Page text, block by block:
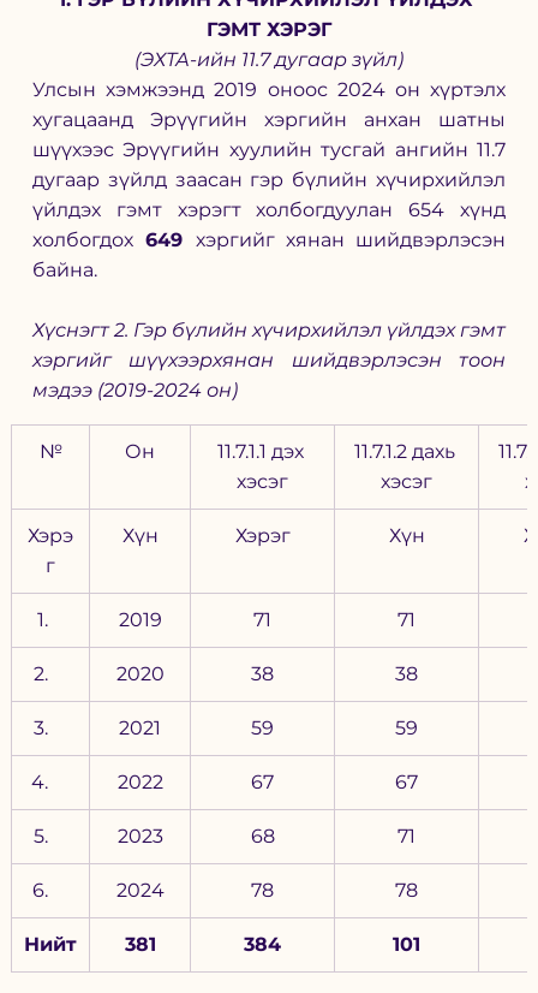
ГЭМТ ХЭРЭГ
(ЭХТА-ийн 11.7 дугаар зүйл)
Улсын хэмжээнд 2019 оноос 2024 он хүртэлх
хугацаанд Эрүүгийн хэргийн анхан шатны
шүүхээс Эрүүгийн хуулийн тусгай ангийн 11.7
дугаар зүйлд заасан гэр бүлийн хүчирхийлэл
үйлдэх гэмт хэрэгт холбогдуулан 654 хүнд
холбогдох 649 хэргийг хянан шийдвэрлэсэн
байна.
Хүснэгт 2. Гэр бүлийн хүчирхийлэл үйлдэх гэмт
хэргийг шүүхээрхянан шийдвэрлэсэн тоон
мэдээ (2019-2024 он)
№ Он
11.7.1.1 дэх
хэсэг
11.7.1.2 дахь
хэсэг
Хэрэ
г
Хүн Хэрэг Хүн
2019 71 71
2020 38 38
2021 59 59
2022 67 67
2023 68 71
2024 78 78
Нийт 381 384 101